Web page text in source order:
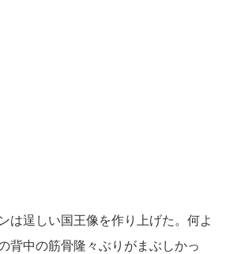
は逞しい国王像を作り上げた。何よ
背中の筋骨隆々ぶりがまぶしかっ